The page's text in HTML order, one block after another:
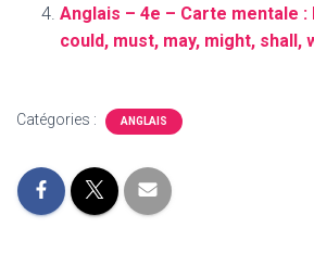
Anglais – 4e – Carte mentale :
could, must, may, might, shall,
Catégories : ANGLAIS